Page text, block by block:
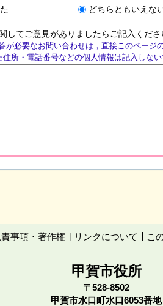
どちらともいえな
してご意見がありましたらご記入くださ
が必要なお問い合わせは，直接このペー
住所・電話番号などの個人情報は記入しな
事項・著作権 リンクについて こ
甲賀市役所
〒528-8502
甲賀市水口町水口6053番地